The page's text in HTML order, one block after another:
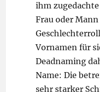
ihm
Frau oder
Vornamen für
Deadnaming
Name: Die
sehr starker